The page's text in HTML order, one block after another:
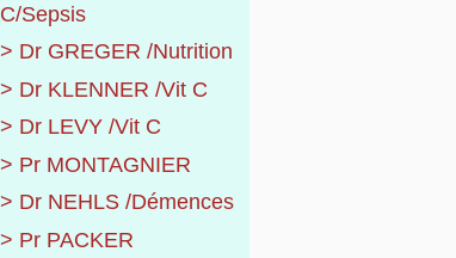
C/Sepsis
> Dr GREGER /Nutrition
> Dr KLENNER /Vit C
> Dr LEVY /Vit C
> Pr MONTAGNIER
> Dr NEHLS /Démences
> Pr PACKER